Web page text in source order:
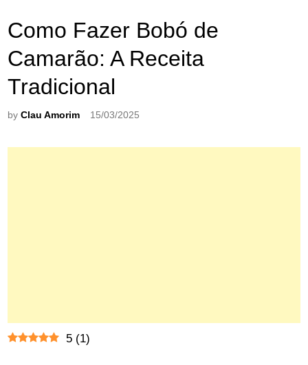
Como Fazer Bobó de
Camarão: A Receita
Tradicional
byClau Amorim 15/03/2025
5 (1)